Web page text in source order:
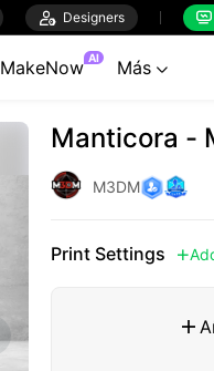
 Designers 
MakeNow AI Más 
Manticora -
M3DM
Print Settings 
